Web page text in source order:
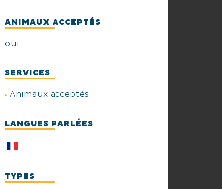
ANIMAUX ACCEPTÉS
oui
SERVICES
Animaux acceptés
LANGUES PARLÉES
TYPES